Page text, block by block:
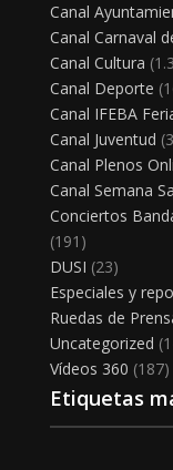
Canal
Canal Carnaval
Canal Cultura
Canal Deporte
Canal IFEBA
Canal Juventud
Canal Plenos
Canal Semana
Conciertos
(191)
DUSI (23)
Especiales y
Ruedas de
Uncategorized
Vídeos 360 (187)
Etiquetas